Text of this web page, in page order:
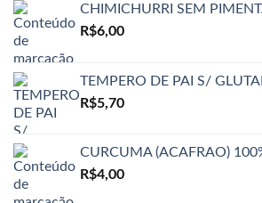
CHIMICHURRI SEM
R$6,00
TEMPERO DE PAI S/
R$5,70
CURCUMA (ACAFRAO)
R$4,00